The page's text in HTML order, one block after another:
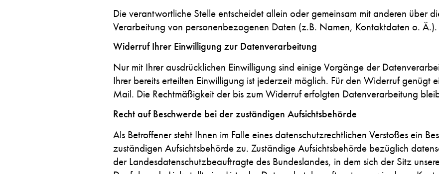
Die verantwortliche Stelle entscheidet allein oder gemeinsam mit anderen über
Verarbeitung von personenbezogenen Daten (z.B. Namen, Kontaktdaten o. Ä.).
Widerruf Ihrer Einwilligung zur Datenverarbeitung
Nur mit Ihrer ausdrücklichen Einwilligung sind einige Vorgänge der
Ihrer bereits erteilten Einwilligung ist jederzeit möglich. Für den Widerruf genügt
Mail. Die Rechtmäßigkeit der bis zum Widerruf erfolgten Datenverarbeitung
Recht auf Beschwerde bei der zuständigen Aufsichtsbehörde
Als Betroffener steht Ihnen im Falle eines datenschutzrechtlichen Verstoßes ein
zuständigen Aufsichtsbehörde zu. Zuständige Aufsichtsbehörde bezüglich
der Landesdatenschutzbeauftragte des Bundeslandes, in dem sich der Sitz